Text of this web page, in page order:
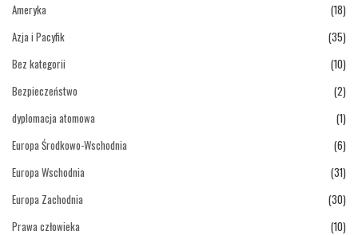
Ameryka
(18)
Azja i Pacyfik
(35)
Bez kategorii
(10)
Bezpieczeństwo
(2)
dyplomacja atomowa
(1)
Europa Środkowo-Wschodnia
(6)
Europa Wschodnia
(31)
Europa Zachodnia
(30)
Prawa człowieka
(10)